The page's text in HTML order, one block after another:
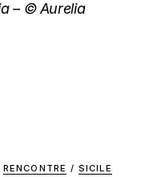
– © Aurelia
RENCONTRE / SICILE